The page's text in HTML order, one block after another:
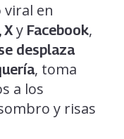
viral en
X y Facebook,
desplaza
, toma
a los
y risas